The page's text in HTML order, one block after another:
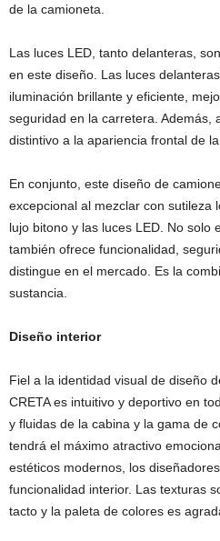
de la camioneta.
Las luces LED, tanto delanteras,
en este diseño. Las luces
iluminación brillante y eficiente,
seguridad en la carretera. Además,
distintivo a la apariencia frontal de la
En conjunto, este diseño de
excepcional al mezclar con sutileza
lujo bitono y las luces LED. No solo
también ofrece funcionalidad,
distingue en el mercado. Es la
sustancia.
Diseño interior
Fiel a la identidad visual de diseño
CRETA es intuitivo y deportivo en
y fluidas de la cabina y la gama de
tendrá el máximo atractivo
estéticos modernos, los
funcionalidad interior. Las texturas
tacto y la paleta de colores es